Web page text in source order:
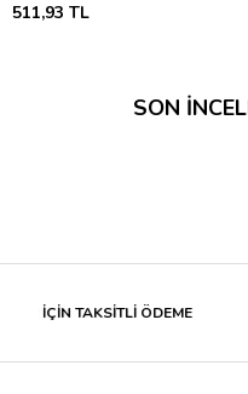
511,93 TL
SON
İÇİN TAKSİTLİ ÖDEME